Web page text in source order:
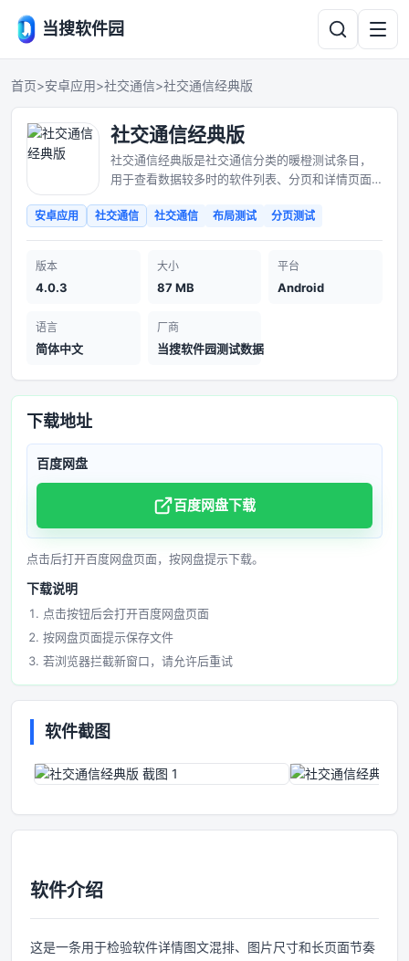
当搜软件园
首页>安卓应用>社交通信>社交通信经典版
社交通信经典版
社交通信经典版是社交通信分类的暖橙测试条目，
用于查看数据较多时的软件列表、分页和详情页面
安卓应用 社交通信 社交通信 布局测试 分页测试
版本
4.0.3
大小
87 MB
平台
Android
语言
简体中文
厂商
当搜软件园测试数据
下载地址
百度网盘
百度网盘下载
点击后打开百度网盘页面，按网盘提示下载。
下载说明
点击按钮后会打开百度网盘页面
按网盘页面提示保存文件
若浏览器拦截新窗口，请允许后重试
软件截图
软件介绍
这是一条用于检验软件详情图文混排、图片尺寸和长页面节奏